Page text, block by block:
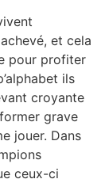
et cela
pour profiter
ils
croyante
grave
jouer. Dans
ceux-ci